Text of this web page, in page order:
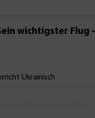
wichtigster Flug
Ukrainisch